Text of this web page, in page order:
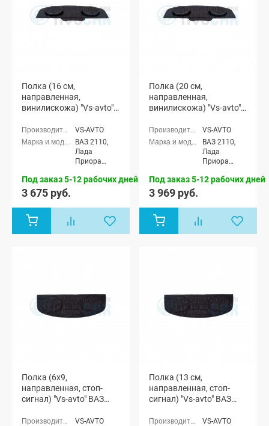
Полка (16 см,
направленная,
винилискожа) "Vs-avto"
(седан)
VS-AVTO
ВАЗ 2110,
Лада
Приора
2170)
Под заказ 5-12 рабочих дней
3 675 руб.
Полка (20 см,
направленная,
винилискожа) "Vs-avto"
(седан)
VS-AVTO
ВАЗ 2110,
Лада
Приора
2170)
Под заказ 5-12 рабочих дней
3 969 руб.
Полка (6x9,
направленная, стоп-
сигнал) "Vs-avto" ВАЗ
(седан)
VS-AVTO
Полка (13 см,
направленная, стоп-
сигнал) "Vs-avto" ВАЗ
(седан)
VS-AVTO